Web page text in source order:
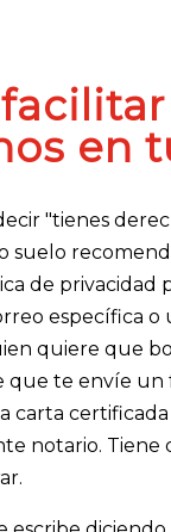
en
"tienes
suelo
de privacidad
específica
quiere que
que te envíe un
carta
notario. Tiene